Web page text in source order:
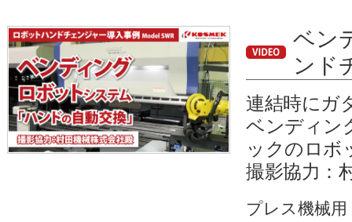
ベン
ンド
連結時にガ
ベンディン
ックのロボ
撮影協力：
プレス機械用